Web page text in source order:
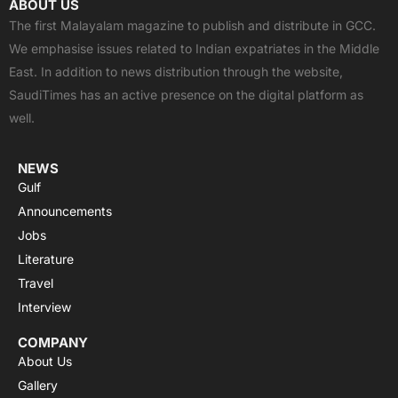
e
b
o
o
k
w
i
t
t
e
t
u
b
e
t
s
a
p
p
t
a
g
r
a
ABOUT US
The first Malayalam magazine to publish and distribute in GCC.
We emphasise issues related to Indian expatriates in the Middle
East. In addition to news distribution through the website,
SaudiTimes has an active presence on the digital platform as
well.
NEWS
Gulf
Announcements
Jobs
Literature
Travel
Interview
COMPANY
About Us
Gallery